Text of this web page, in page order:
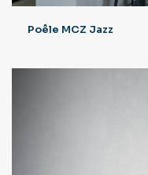
Poêle MCZ Jazz